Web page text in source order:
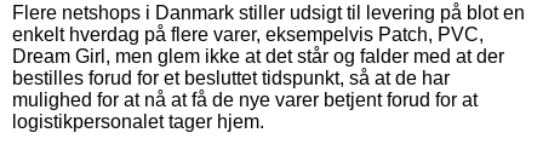
Flere netshops i Danmark stiller udsigt til levering på blot en
enkelt hverdag på flere varer, eksempelvis Patch, PVC,
Dream Girl, men glem ikke at det står og falder med at der
bestilles forud for et besluttet tidspunkt, så at de har
mulighed for at nå at få de nye varer betjent forud for at
logistikpersonalet tager hjem.